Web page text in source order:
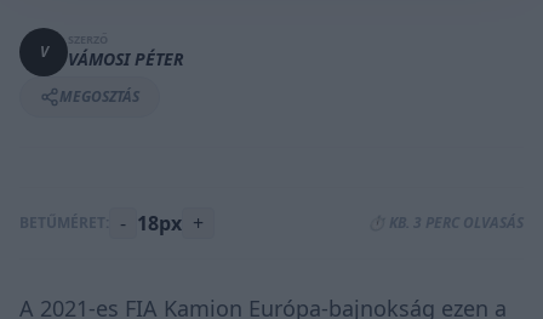
V VÁMOSI PÉTER
MEGOSZTÁS
BETŰMÉRET: - 18px + ⏱️ KB. 3 PERC OLVASÁS
A 2021-es FIA Kamion Európa-bajnokság ezen a